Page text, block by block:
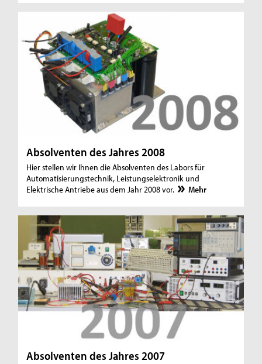
Absolventen des Jahres 2008
Hier stellen wir Ihnen die Absolventen des Labors für
Automatisierungstechnik, Leistungselektronik und
Elektrische Antriebe aus dem Jahr 2008 vor.
Mehr
Absolventen des Jahres 2007